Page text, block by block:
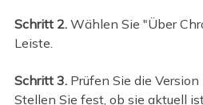
Schritt 2. Wählen Sie "Über
Leiste.
Schritt 3. Prüfen Sie die Version
Stellen Sie fest, ob sie aktuell